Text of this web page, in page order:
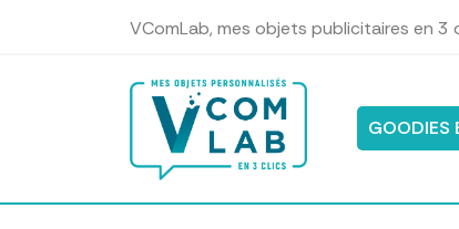
VComLab, mes objets publicitaires en 3
GOODIES